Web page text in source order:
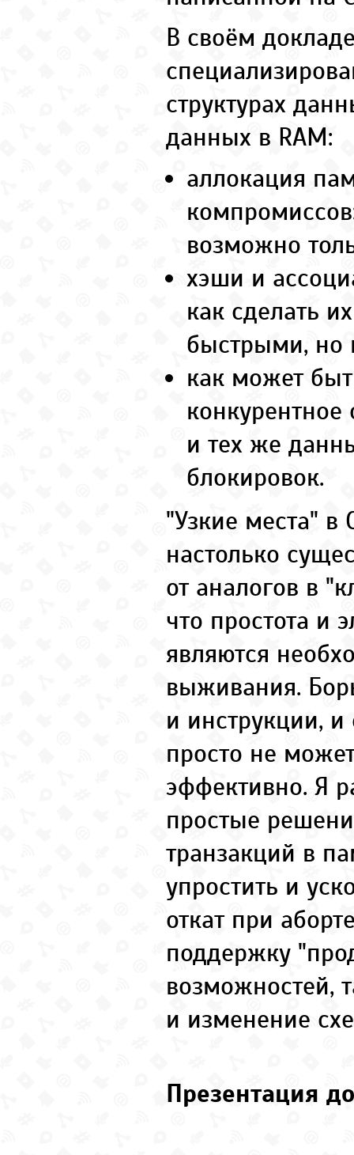
В своём
структурах
данных в RAM:
аллокация
возможно
хэши и
как сделать
быстрыми, но
как может
и тех же
блокировок.
"Узкие места" в
настолько
от аналогов в
что простота и
являются
выживания.
и инструкции,
просто не
эффективно. Я
простые
транзакций в
упростить и
откат при
поддержку
возможностей,
и изменение
Презентация